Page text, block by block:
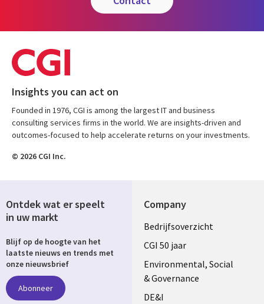
Insights you can act on
Founded in 1976, CGI is among the largest IT and business
consulting services firms in the world. We are insights-driven and
outcomes-focused to help accelerate returns on your investments.
© 2026 CGI Inc.
Company
Useful
links
NETHERLANDS
Bedrijfsoverzicht
CGI 50 jaar
Environmental, Social
& Governance
DE&I
Ontdek wat er speelt
in uw markt
Blijf op de hoogte van het
laatste nieuws en trends met
onze nieuwsbrief
Abonneer